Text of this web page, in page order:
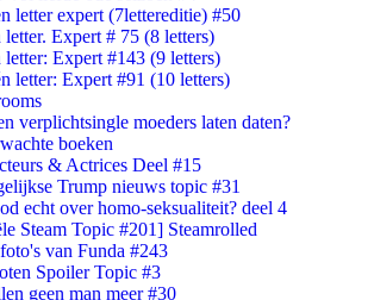
letter expert (7lettereditie) #50
letter. Expert # 75 (8 letters)
letter: Expert #143 (9 letters)
letter: Expert #91 (10 letters)
verplichtsingle moeders laten daten?
boeken
& Actrices Deel #15
Trump nieuws topic #31
echt over homo-seksualiteit? deel 4
Steam Topic #201] Steamrolled
van Funda #243
Spoiler Topic #3
geen man meer #30